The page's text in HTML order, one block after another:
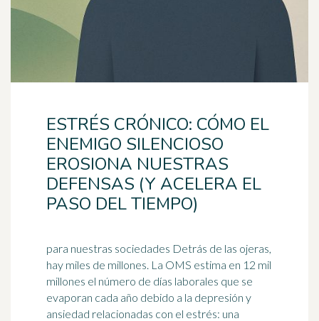
ESTRÉS CRÓNICO: CÓMO EL
ENEMIGO SILENCIOSO
EROSIONA NUESTRAS
DEFENSAS (Y ACELERA EL
PASO DEL TIEMPO)
para nuestras sociedades Detrás de las ojeras,
hay miles de millones. La OMS estima en 12 mil
millones el número de días laborales que se
evaporan cada año debido a la depresión y
ansiedad relacionadas con el estrés: una